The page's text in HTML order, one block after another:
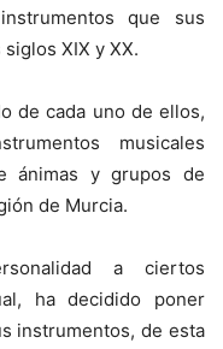
que sus
XIX y XX.
de cada uno de ellos,
musicales
ánimas y grupos de
de Murcia.
a ciertos
ha decidido poner
instrumentos, de esta